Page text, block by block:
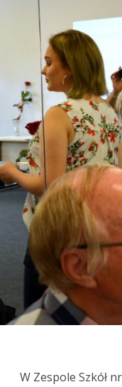
W Zespole Szkół